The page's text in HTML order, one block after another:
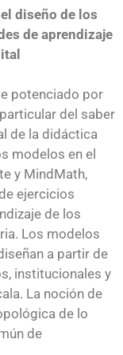
diseño de los
de aprendizaje
potenciado por
del saber
de la didáctica
modelos en el
y MindMath,
ejercicios
de los
Los modelos
a partir de
institucionales y
La noción de
de lo
de